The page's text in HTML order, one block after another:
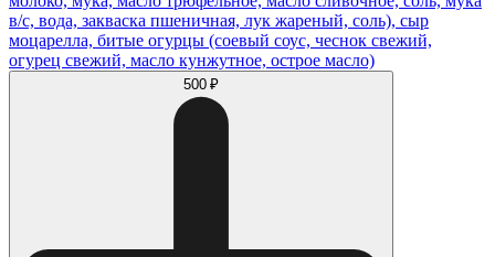
в/с, вода, закваска пшеничная, лук жареный, соль), сыр
моцарелла, битые огурцы (соевый соус, чеснок свежий,
огурец свежий, масло кунжутное, острое масло)
500 ₽